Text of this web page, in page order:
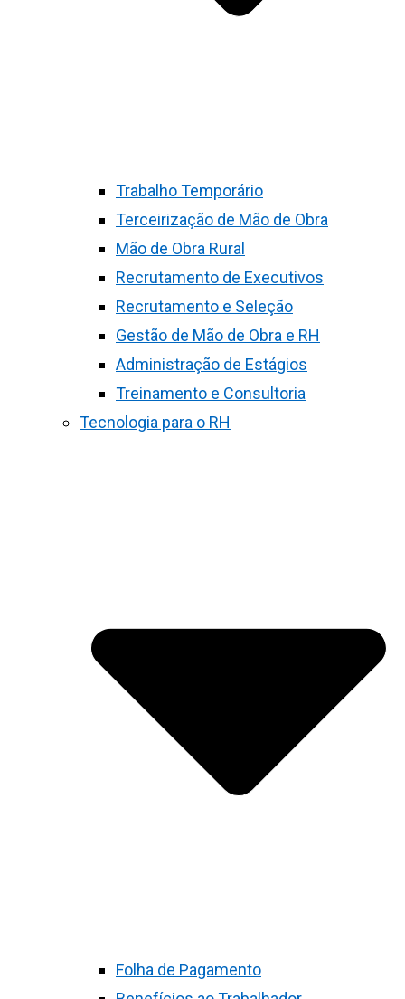
Trabalho Temporário
Terceirização de Mão de Obra
Mão de Obra Rural
Recrutamento de Executivos
Recrutamento e Seleção
Gestão de Mão de Obra e RH
Administração de Estágios
Treinamento e Consultoria
Tecnologia para o RH
Folha de Pagamento